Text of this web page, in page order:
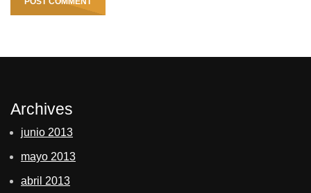
Archives
junio 2013
mayo 2013
abril 2013